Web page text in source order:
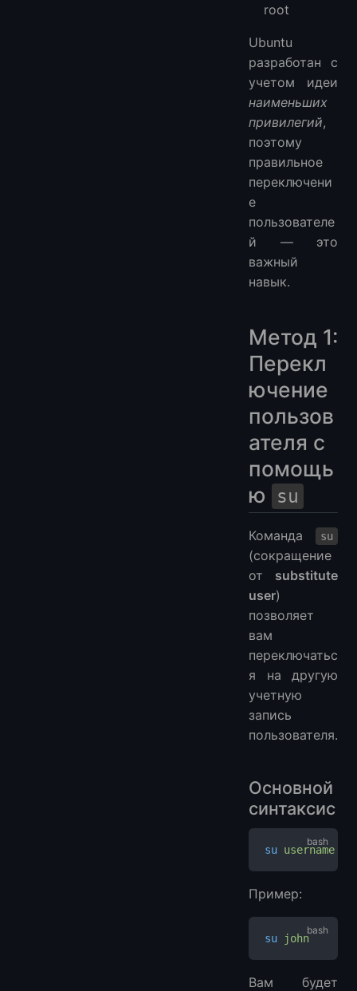
root
Ubuntu
разработан с
учетом идеи
наименьших
привилегий,
поэтому
правильное
переключени
е
пользователе
й — это
важный
навык.
Метод 1:
Перекл
ючение
пользов
ателя с
помощь
ю
su
Команда su
(сокращение
от substitute
user)
позволяет
вам
переключатьс
я на другую
учетную
запись
пользователя.
Основной
синтаксис
su username
Пример:
su john
Вам будет